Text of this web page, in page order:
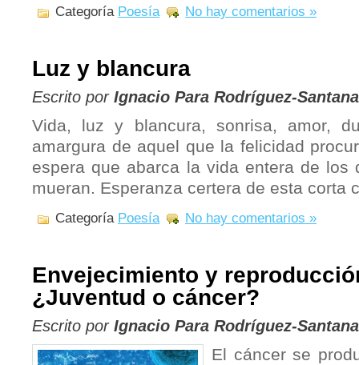
Categoría Poesía No hay comentarios »
Luz y blancura
Escrito por Ignacio Para Rodríguez-Santana
Vida, luz y blancura, sonrisa, amor,
amargura de aquel que la felicidad
espera que abarca la vida entera de los
mueran. Esperanza certera de esta corta
Categoría Poesía No hay comentarios »
Envejecimiento y
¿Juventud o cáncer?
Escrito por Ignacio Para Rodríguez-Santana
El cáncer se